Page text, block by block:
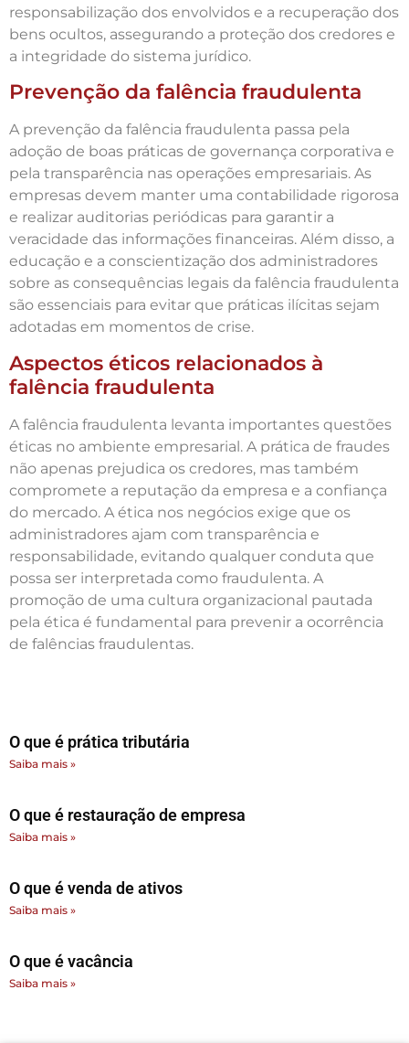
responsabilização dos envolvidos e a recuperação dos
bens ocultos, assegurando a proteção dos credores e
a integridade do sistema jurídico.
Prevenção da falência fraudulenta
A prevenção da falência fraudulenta passa pela
adoção de boas práticas de governança corporativa e
pela transparência nas operações empresariais. As
empresas devem manter uma contabilidade rigorosa
e realizar auditorias periódicas para garantir a
veracidade das informações financeiras. Além disso, a
educação e a conscientização dos administradores
sobre as consequências legais da falência fraudulenta
são essenciais para evitar que práticas ilícitas sejam
adotadas em momentos de crise.
Aspectos éticos relacionados à
falência fraudulenta
A falência fraudulenta levanta importantes questões
éticas no ambiente empresarial. A prática de fraudes
não apenas prejudica os credores, mas também
compromete a reputação da empresa e a confiança
do mercado. A ética nos negócios exige que os
administradores ajam com transparência e
responsabilidade, evitando qualquer conduta que
possa ser interpretada como fraudulenta. A
promoção de uma cultura organizacional pautada
pela ética é fundamental para prevenir a ocorrência
de falências fraudulentas.
O que é prática tributária
Saiba mais »
O que é restauração de empresa
Saiba mais »
O que é venda de ativos
Saiba mais »
O que é vacância
Saiba mais »